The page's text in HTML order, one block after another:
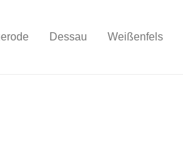
Dessau Weißenfels